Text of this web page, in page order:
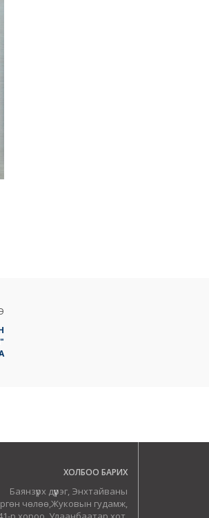
ХОЛБОО БАРИХ
Баянзүрх дүүрэг, Энхтайваны
чөлөө,Жуковын гудамж,